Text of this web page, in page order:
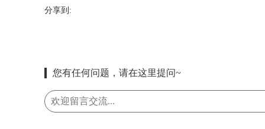
分享到:
您有任何问题，请在这里提问~